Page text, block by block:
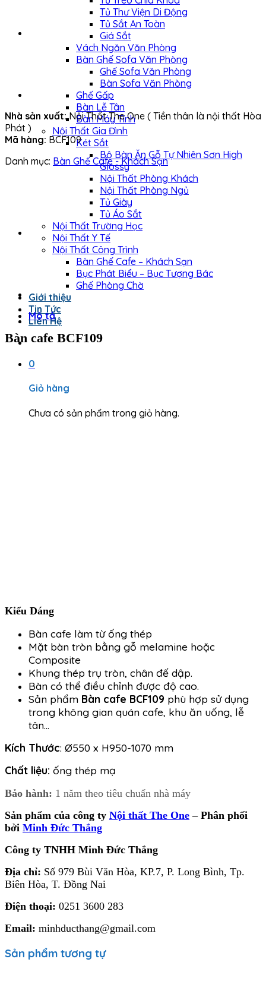
Tủ Thư Viện Di Động
Tủ Sắt An Toàn
Giá Sắt
Vách Ngăn Văn Phòng
Bàn Ghế Sofa Văn Phòng
Ghế Sofa Văn Phòng
Bàn Sofa Văn Phòng
Ghế Gấp
Bàn Lễ Tân
Bàn Máy Tính
Nội Thất Gia Đình
Két Sắt
Bộ Bàn Ăn Gỗ Tự Nhiên Sơn High
Glossy
Nội Thất Phòng Khách
Nội Thất Phòng Ngủ
Tủ Giày
Tủ Áo Sắt
Nội Thất Trường Học
Nội Thất Y Tế
Nội Thất Công Trình
Bàn Ghế Cafe – Khách Sạn
Bục Phát Biểu – Bục Tượng Bác
Ghế Phòng Chờ
Giới thiệu
Tin Tức
Liên Hệ
0
Giỏ hàng
Chưa có sản phẩm trong giỏ hàng.
Nhà sản xuất:Nội Thất The One ( Tiền thân là nội thất Hòa
Phát )
Mã hàng: BCF109
Danh mục: Bàn Ghế Cafe - Khách Sạn
Mô tả
Bàn cafe BCF109
Kiểu Dáng
Bàn cafe làm từ ống thép
Mặt bàn tròn bằng gỗ melamine hoặc
Composite
Khung thép trụ tròn, chân đế dập.
Bàn có thể điều chỉnh được độ cao.
Sản phẩm Bàn cafe BCF109 phù hợp sử dụng
trong không gian quán cafe, khu ăn uống, lễ
tân…
Kích Thước: Ø550 x H950-1070 mm
Chất liệu: ống thép mạ
Bảo hành: 1 năm theo tiêu chuẩn nhà máy
Sản phẩm của công ty Nội thất The One – Phân phối
bởi Minh Đức Thắng
Công ty TNHH Minh Đức Thắng
Địa chỉ: Số 979 Bùi Văn Hòa, KP.7, P. Long Bình, Tp.
Biên Hòa, T. Đồng Nai
Điện thoại: 0251 3600 283
Email: minhducthang@gmail.com
Sản phẩm tương tự